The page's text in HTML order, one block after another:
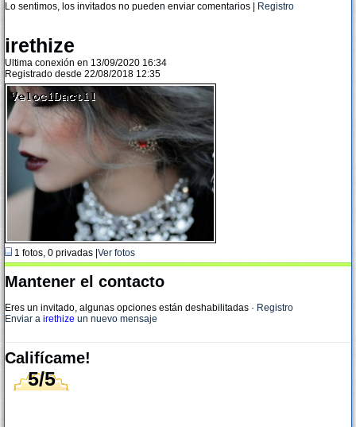
Lo sentimos, los invitados no pueden enviar comentarios | Registro
irethize
Ultima conexión en 13/09/2020 16:34
Registrado desde 22/08/2018 12:35
1 fotos, 0 privadas | Ver fotos
Mantener el contacto
Eres un invitado, algunas opciones están deshabilitadas · Registro
Enviar a irethize un nuevo mensaje
Califícame!
5/5